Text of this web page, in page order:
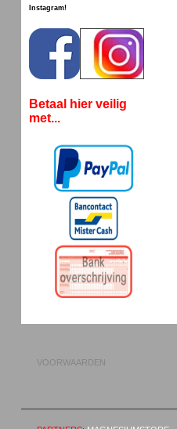
Instagram!
Betaal hier veilig
met...
VOORWAARDEN